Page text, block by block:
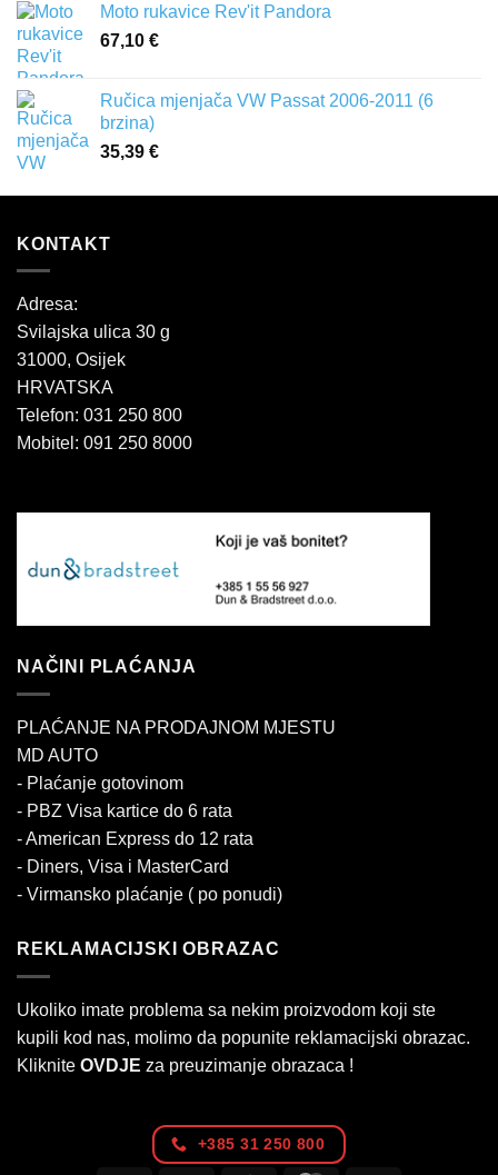
Moto rukavice Rev'it Pandora
67,10 €
Ručica mjenjača VW Passat 2006-2011 (6
brzina)
35,39 €
KONTAKT
Adresa:
Svilajska ulica 30 g
31000, Osijek
HRVATSKA
Telefon: 031 250 800
Mobitel: 091 250 8000
NAČINI PLAĆANJA
PLAĆANJE NA PRODAJNOM MJESTU
MD AUTO
- Plaćanje gotovinom
- PBZ Visa kartice do 6 rata
- American Express do 12 rata
- Diners, Visa i MasterCard
- Virmansko plaćanje ( po ponudi)
REKLAMACIJSKI OBRAZAC
Ukoliko imate problema sa nekim proizvodom koji ste
kupili kod nas, molimo da popunite reklamacijski obrazac.
Kliknite OVDJE za preuzimanje obrazaca !
+385 31 250 800